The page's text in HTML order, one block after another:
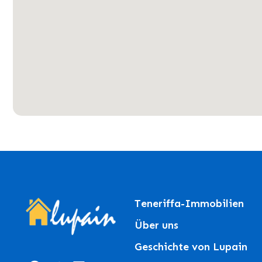
Teneriffa-Immobilien
Über uns
Geschichte von Lupain